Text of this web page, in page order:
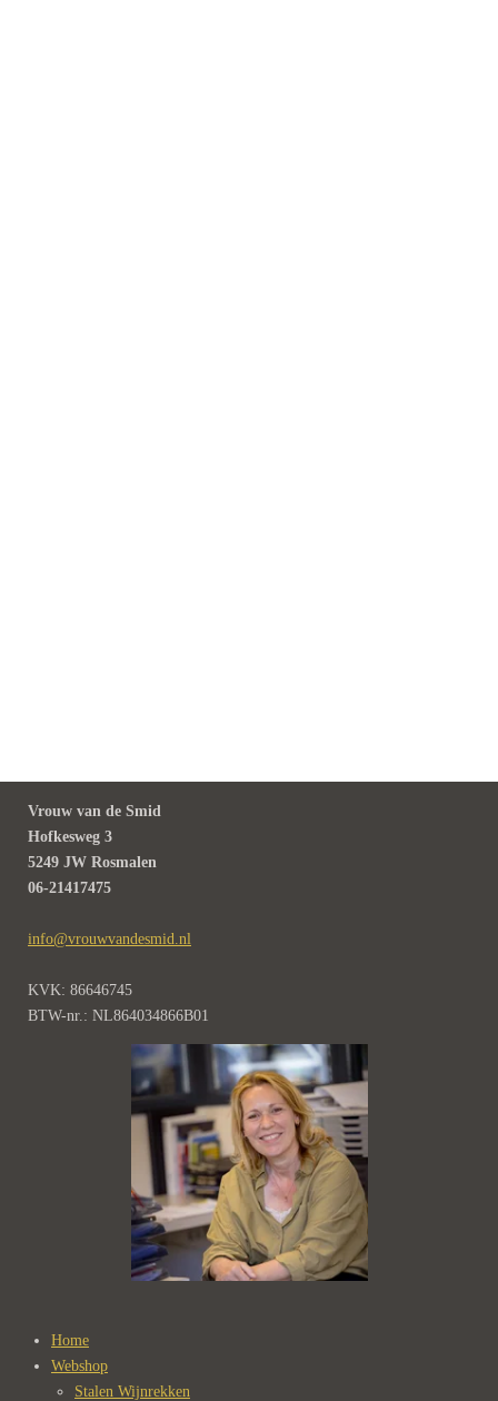
Vrouw van de Smid
Hofkesweg 3
5249 JW Rosmalen
06-21417475
info@vrouwvandesmid.nl
KVK: 86646745
BTW-nr.: NL864034866B01
Home
Webshop
Stalen Wijnrekken